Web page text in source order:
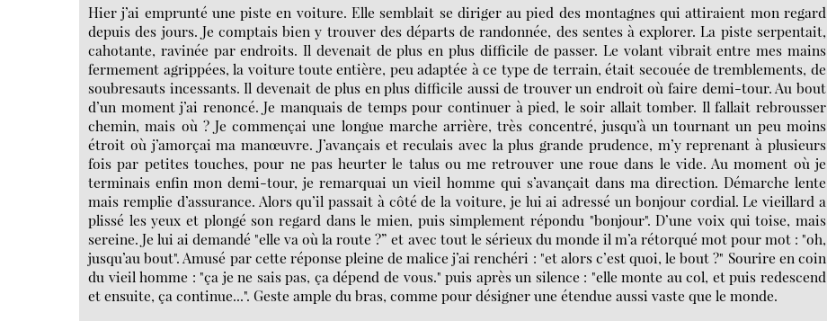
Hier j’ai emprunté une piste en voiture. Elle semblait se diriger au pied des montagnes qui attiraient mon regard
depuis des jours. Je comptais bien y trouver des départs de randonnée, des sentes à explorer. La piste serpentait,
cahotante, ravinée par endroits. Il devenait de plus en plus difficile de passer. Le volant vibrait entre mes mains
fermement agrippées, la voiture toute entière, peu adaptée à ce type de terrain, était secouée de tremblements, de
soubresauts incessants. Il devenait de plus en plus difficile aussi de trouver un endroit où faire demi-tour. Au bout
d’un moment j’ai renoncé. Je manquais de temps pour continuer à pied, le soir allait tomber. Il fallait rebrousser
chemin, mais où ? Je commençai une longue marche arrière, très concentré, jusqu’à un tournant un peu moins
étroit où j’amorçai ma manœuvre. J’avançais et reculais avec la plus grande prudence, m’y reprenant à plusieurs
fois par petites touches, pour ne pas heurter le talus ou me retrouver une roue dans le vide. Au moment où je
terminais enfin mon demi-tour, je remarquai un vieil homme qui s’avançait dans ma direction. Démarche lente
mais remplie d’assurance. Alors qu’il passait à côté de la voiture, je lui ai adressé un bonjour cordial. Le vieillard a
plissé les yeux et plongé son regard dans le mien, puis simplement répondu "bonjour". D’une voix qui toise, mais
sereine. Je lui ai demandé "elle va où la route ?” et avec tout le sérieux du monde il m’a rétorqué mot pour mot : "oh,
jusqu’au bout". Amusé par cette réponse pleine de malice j’ai renchéri : "et alors c’est quoi, le bout ?" Sourire en coin
du vieil homme : "ça je ne sais pas, ça dépend de vous." puis après un silence : "elle monte au col, et puis redescend
et ensuite, ça continue...". Geste ample du bras, comme pour désigner une étendue aussi vaste que le monde.